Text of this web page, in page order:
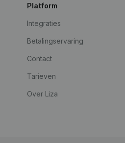
Platform
Integraties
Betalingservaring
Contact
Tarieven
Over Liza